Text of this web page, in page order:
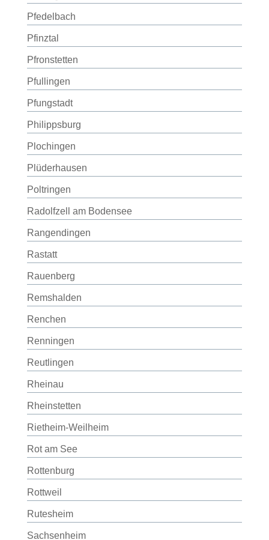
Pfedelbach
Pfinztal
Pfronstetten
Pfullingen
Pfungstadt
Philippsburg
Plochingen
Plüderhausen
Poltringen
Radolfzell am Bodensee
Rangendingen
Rastatt
Rauenberg
Remshalden
Renchen
Renningen
Reutlingen
Rheinau
Rheinstetten
Rietheim-Weilheim
Rot am See
Rottenburg
Rottweil
Rutesheim
Sachsenheim